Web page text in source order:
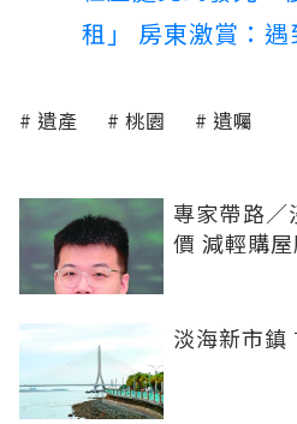
租」 房東激賞：
遺產 桃園 遺囑
專家帶路／
價 減輕購
淡海新市鎮